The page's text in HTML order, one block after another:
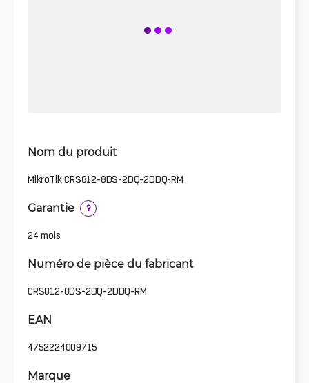
Nom du produit
MikroTik CRS812-8DS-2DQ-2DDQ-RM
Garantie ?
24 mois
Numéro de pièce du fabricant
CRS812-8DS-2DQ-2DDQ-RM
EAN
4752224009715
Marque